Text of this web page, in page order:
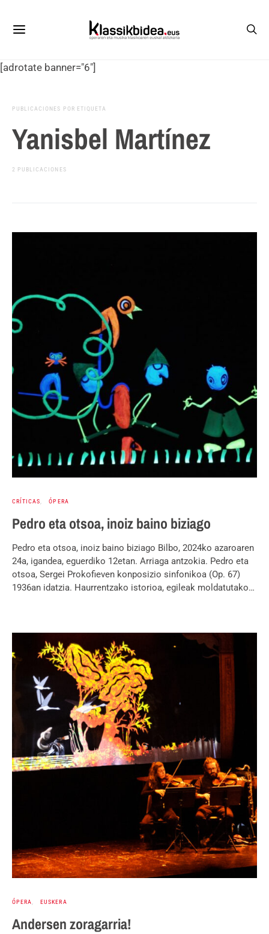
[adrotate banner="6"]
PUBLICACIONES POR ETIQUETA
Yanisbel Martínez
2 PUBLICACIONES
CRÍTICAS ÓPERA
Pedro eta otsoa, inoiz baino biziago
Pedro eta otsoa, inoiz baino biziago Bilbo, 2024ko azaroaren
24a, igandea, eguerdiko 12etan. Arriaga antzokia. Pedro eta
otsoa, Sergei Prokofieven konposizio sinfonikoa (Op. 67)
1936an idatzia. Haurrentzako istorioa, egileak moldatutako…
ÓPERA EUSKERA
Andersen zoragarria!